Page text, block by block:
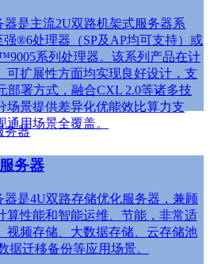
器是主流2U双路机架式服务器系
®6处理器（SP及AP均可支持）或
系列处理器。该系列产品在计
可扩展性方面均实现良好设计，支
部署方式，融合CXL 2.0等诸多技
场景提供差异化优能效比算力支
用场景全覆盖。
务器
器是4U双路存储优化服务器，兼顾
算性能和智能运维、节能，非常适
视频存储、大数据存储、云存储池
据迁移备份等应用场景。